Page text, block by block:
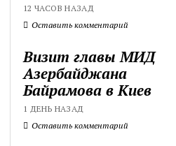
12 ЧАСОВ НАЗАД
Оставить комментарий
Визит главы МИД
Азербайджана
Байрамова в Киев
1 ДЕНЬ НАЗАД
Оставить комментарий